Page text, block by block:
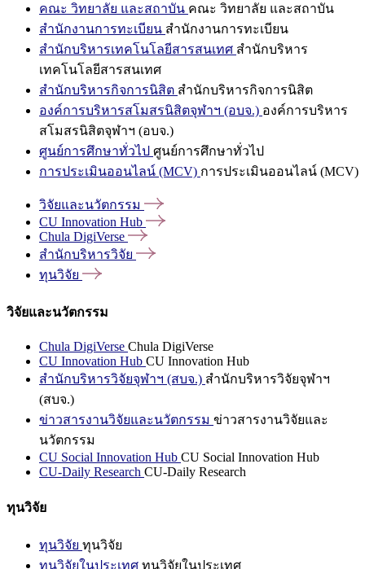
คณะ วิทยาลัย และสถาบัน คณะ วิทยาลัย และสถาบัน
สำนักงานการทะเบียน สำนักงานการทะเบียน
สำนักบริหารเทคโนโลยีสารสนเทศ สำนักบริหาร
เทคโนโลยีสารสนเทศ
สำนักบริหารกิจการนิสิต สำนักบริหารกิจการนิสิต
องค์การบริหารสโมสรนิสิตจุฬาฯ (อบจ.) องค์การบริหาร
สโมสรนิสิตจุฬาฯ (อบจ.)
ศูนย์การศึกษาทั่วไป ศูนย์การศึกษาทั่วไป
การประเมินออนไลน์ (MCV) การประเมินออนไลน์ (MCV)
วิจัยและนวัตกรรม
CU Innovation Hub
Chula DigiVerse
สำนักบริหารวิจัย
ทุนวิจัย
วิจัยและนวัตกรรม
Chula DigiVerse Chula DigiVerse
CU Innovation Hub CU Innovation Hub
สำนักบริหารวิจัยจุฬาฯ (สบจ.) สำนักบริหารวิจัยจุฬาฯ
(สบจ.)
ข่าวสารงานวิจัยและนวัตกรรม ข่าวสารงานวิจัยและ
นวัตกรรม
CU Social Innovation Hub CU Social Innovation Hub
CU-Daily Research CU-Daily Research
ทุนวิจัย
ทุนวิจัย ทุนวิจัย
ทุนวิจัยในประเทศ ทุนวิจัยในประเทศ